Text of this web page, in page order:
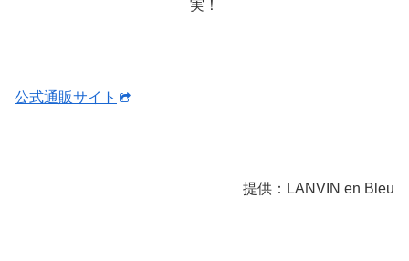
実！
公式通販サイト
提供：LANVIN en Bleu